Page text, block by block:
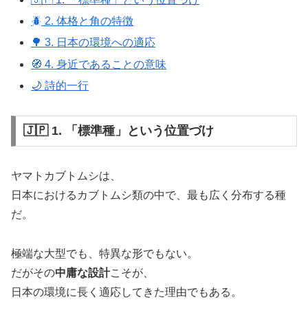
🪲 2. 体格と角の特徴
🌳 3. 日本の環境への適応
🧭 4. 身近であることの意味
🌙 詩的一行
🇯🇵 1. 「標準種」という位置づけ
ヤマトカブトムシは、
日本におけるカブトムシ類の中で、最も広く分布する種
だ。
極端な大型でも、特異な形でもない。
だがその中庸な設計こそが、
日本の環境に長く適応してきた理由でもある。